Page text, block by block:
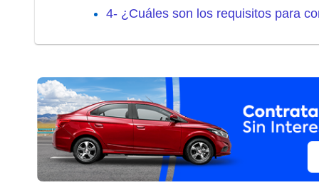
4- ¿Cuáles son los requisitos para